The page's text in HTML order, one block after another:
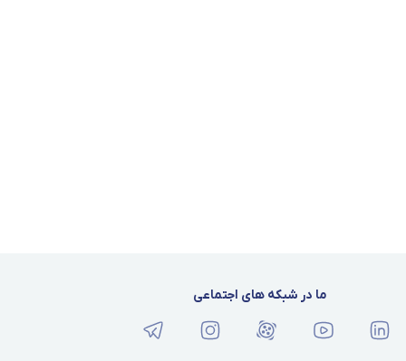
ما در شبکه های اجتماعی